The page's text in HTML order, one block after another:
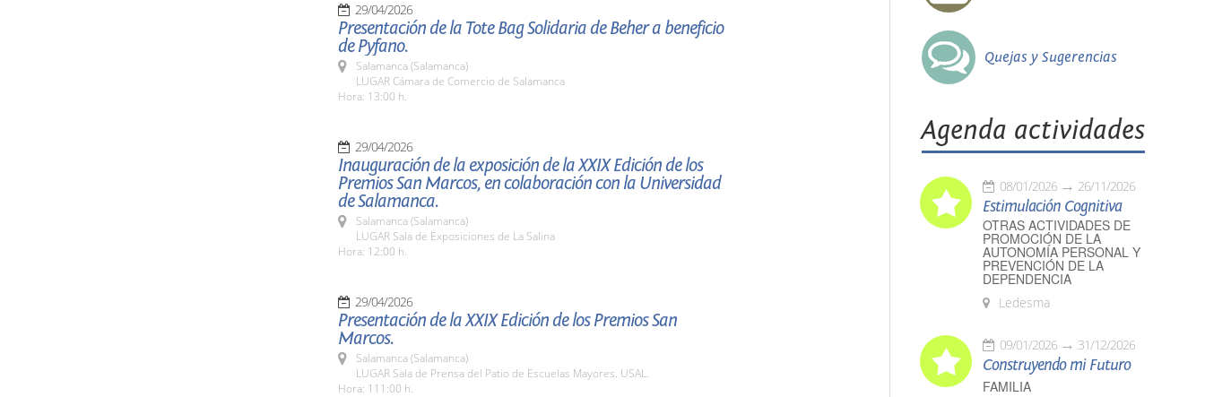
29/04/2026
Presentación de la Tote Bag Solidaria de Beher a beneficio
de Pyfano.
Salamanca (Salamanca)
LUGAR Cámara de Comercio de Salamanca
Hora: 13:00 h.
29/04/2026
Inauguración de la exposición de la XXIX Edición de los
Premios San Marcos, en colaboración con la Universidad
de Salamanca.
Salamanca (Salamanca)
LUGAR Sala de Exposiciones de La Salina
Hora: 12:00 h.
29/04/2026
Presentación de la XXIX Edición de los Premios San
Marcos.
Salamanca (Salamanca)
LUGAR Sala de Prensa del Patio de Escuelas Mayores. USAL.
Hora: 111:00 h.
Quejas y Sugerencias
Agenda actividades
08/01/2026 26/11/2026
Estimulación Cognitiva
OTRAS ACTIVIDADES DE
PROMOCIÓN DE LA
AUTONOMÍA PERSONAL Y
PREVENCIÓN DE LA
DEPENDENCIA
Ledesma
09/01/2026 31/12/2026
Construyendo mi Futuro
FAMILIA